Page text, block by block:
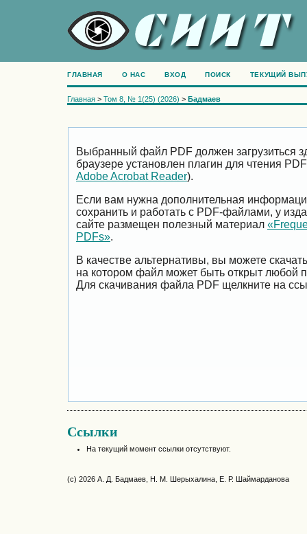
ГЛАВНАЯ О НАС ВХОД ПОИСК ТЕКУЩИЙ
Главная > Том 8, № 1(25) (2026) > Бадмаев
Выбранный файл PDF должен загрузиться
браузере установлен плагин для чтения
Adobe Acrobat Reader).
Если вам нужна дополнительная
сохранить и работать с PDF-файлами, у
сайте размещен полезный материал
PDFs».
В качестве альтернативы, вы можете
на котором файл может быть открыт любой
Для скачивания файла PDF щелкните на
Ссылки
На текущий момент ссылки отсутствуют.
(c) 2026 А. Д. Бадмаев, Н. М. Шерыхалина, Е. Р. Шаймарданова